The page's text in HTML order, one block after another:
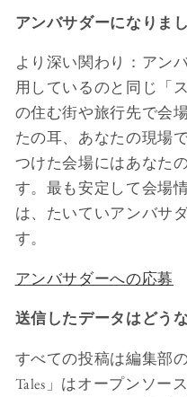
アンバサダーになりまし
より深い関わり：アン
用しているのと同じ「
の住む街や旅行先で会
たの耳、あなたの現場
つけた会場にはあなた
す。最も安定して会場
は、たいていアンバサ
す。
アンバサダーへの応募
送信したデータはどうな
すべての投稿は編集部
Tales」はオープンソー